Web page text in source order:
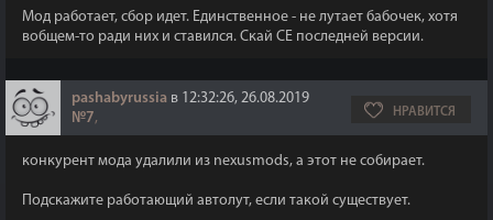
Мод работает, сбор идет. Единственное - не лутает бабочек, хотя
вобщем-то ради них и ставился. Скай СЕ последней версии.
pashabyrussia в 12:32:26, 26.08.2019
№7, НРАВИТСЯ
конкурент мода удалили из nexusmods, а этот не собирает.
Подскажите работающий автолут, если такой существует.